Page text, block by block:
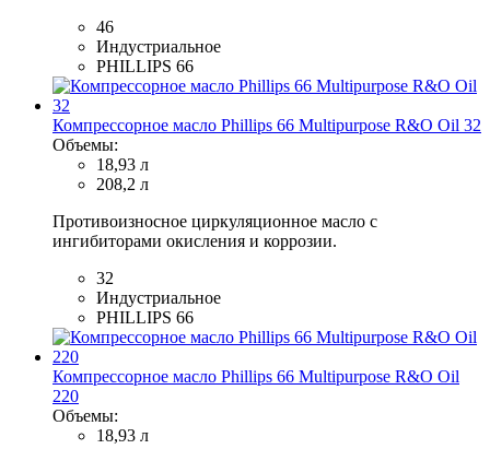
46
Индустриальное
PHILLIPS 66
Компрессорное масло Phillips 66 Multipurpose R&O Oil 32
Объемы:
18,93 л
208,2 л
Противоизносное циркуляционное масло с
ингибиторами окисления и коррозии.
32
Индустриальное
PHILLIPS 66
Компрессорное масло Phillips 66 Multipurpose R&O Oil
220
Объемы:
18,93 л